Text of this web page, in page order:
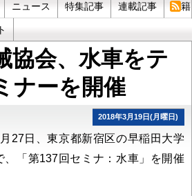
ニュース 特集記事 連載記事 書
協会、水車をテ
ナーを開催
2018年3月19日(月曜日)
27日、東京都新宿区の早稲田大学
「第137回セミナ：水車」を開催